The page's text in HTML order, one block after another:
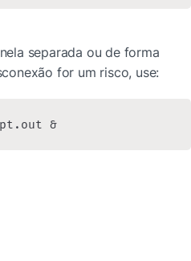
separada ou de forma
for um risco, use:
&